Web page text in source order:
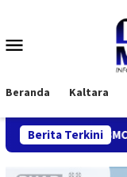
konten
Beranda Kaltara
Berita Terkini
V 2026 Usai